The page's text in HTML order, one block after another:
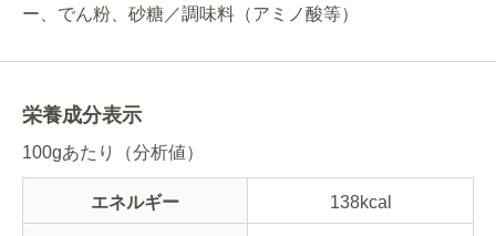
ー、でん粉、砂糖／調味料（アミノ酸等）
栄養成分表示
100gあたり（分析値）
エネルギー 138kcal